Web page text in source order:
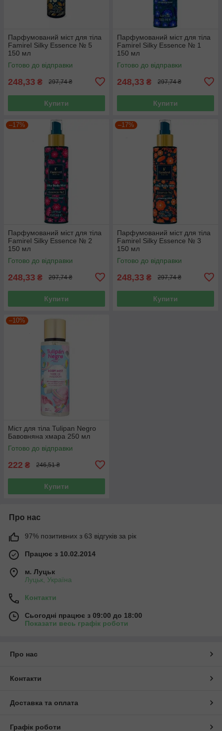
Парфумований міст для тіла
Famirel Silky Essence № 5
150 мл
Готово до відправки
248,33 ₴ 297,74 ₴
Купити
Парфумований міст для тіла
Famirel Silky Essence № 1
150 мл
Готово до відправки
248,33 ₴ 297,74 ₴
Купити
–17%
Парфумований міст для тіла
Famirel Silky Essence № 2
150 мл
Готово до відправки
248,33 ₴ 297,74 ₴
Купити
–17%
Парфумований міст для тіла
Famirel Silky Essence № 3
150 мл
Готово до відправки
248,33 ₴ 297,74 ₴
Купити
–10%
Міст для тіла Tulipan Negro
Бавовняна хмара 250 мл
Готово до відправки
222 ₴ 246,51 ₴
Купити
Про нас
97% позитивних з 63 відгуків за рік
Працює з 10.02.2014
м. Луцьк
Луцьк, Україна
Контакти
Сьогодні працює з 09:00 до 18:00
Показати весь графік роботи
Про нас
Контакти
Доставка та оплата
Графік роботи